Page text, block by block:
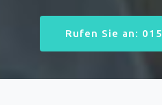
Rufen Sie an: